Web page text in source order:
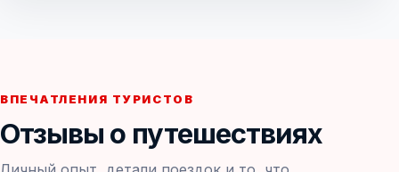
ВПЕЧАТЛЕНИЯ ТУРИСТОВ
Отзывы о путешествиях